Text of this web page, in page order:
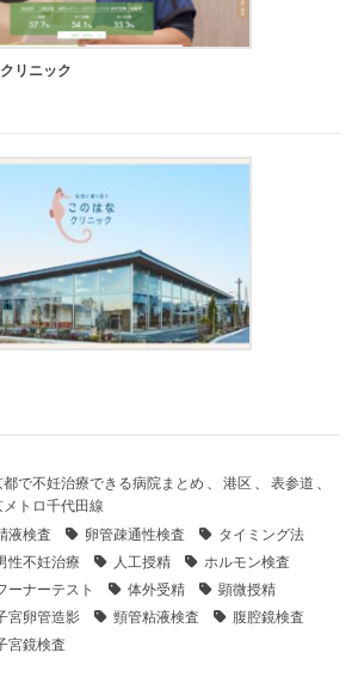
リニック
都で不妊治療できる病院まとめ 港区 表参道
メトロ千代田線
液検査 卵管疎通性検査
タイミング法
性不妊治療
人工授精
ホルモン検査
ーナーテスト
体外受精
顕微授精
宮卵管造影
頸管粘液検査
腹腔鏡検査
宮鏡検査